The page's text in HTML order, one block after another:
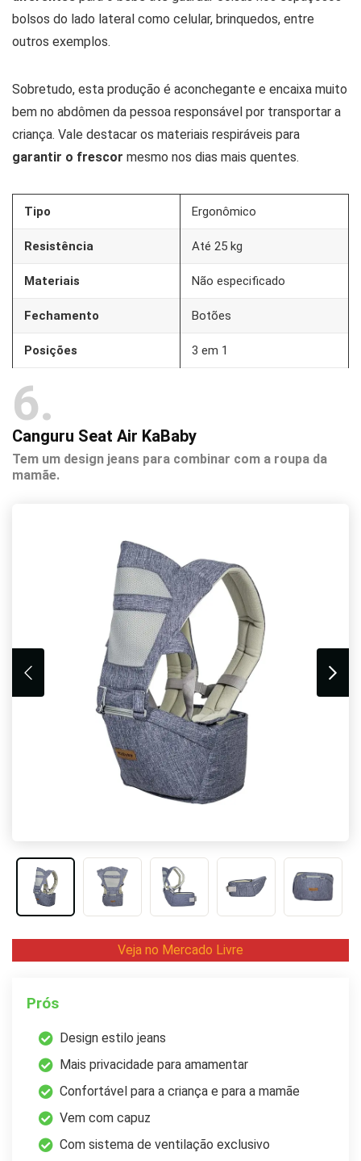
bolsos do lado lateral como celular, brinquedos, entre
outros exemplos.
Sobretudo, esta produção é aconchegante e encaixa muito
bem no abdômen da pessoa responsável por transportar a
criança. Vale destacar os materiais respiráveis para
garantir o frescor mesmo nos dias mais quentes.
Tipo Ergonômico
Resistência Até 25 kg
Materiais Não especificado
Fechamento Botões
Posições 3 em 1
6
Canguru Seat Air KaBaby
Tem um design jeans para combinar com a roupa da
mamãe.
Veja no Mercado Livre
Prós
Design estilo jeans
Mais privacidade para amamentar
Confortável para a criança e para a mamãe
Vem com capuz
Com sistema de ventilação exclusivo